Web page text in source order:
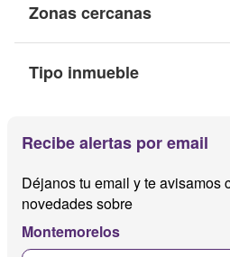
Zonas cercanas
Tipo inmueble
Recibe alertas por email
Déjanos tu email y te avisamos
novedades sobre
Montemorelos